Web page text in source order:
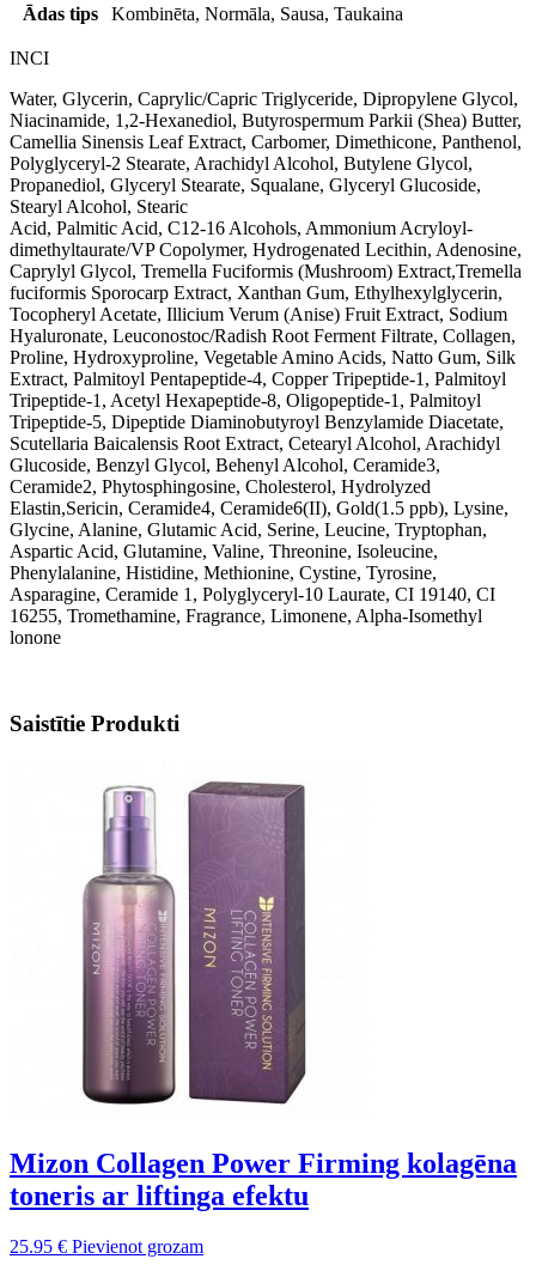
Ādas tips Kombinēta, Normāla, Sausa, Taukaina
INCI
Water, Glycerin, Caprylic/Capric Triglyceride, Dipropylene Glycol,
Niacinamide, 1,2-Hexanediol, Butyrospermum Parkii (Shea) Butter,
Camellia Sinensis Leaf Extract, Carbomer, Dimethicone, Panthenol,
Polyglyceryl-2 Stearate, Arachidyl Alcohol, Butylene Glycol,
Propanediol, Glyceryl Stearate, Squalane, Glyceryl Glucoside,
Stearyl Alcohol, Stearic
Acid, Palmitic Acid, C12-16 Alcohols, Ammonium Acryloyl-
dimethyltaurate/VP Copolymer, Hydrogenated Lecithin, Adenosine,
Caprylyl Glycol, Tremella Fuciformis (Mushroom) Extract,Tremella
fuciformis Sporocarp Extract, Xanthan Gum, Ethylhexylglycerin,
Tocopheryl Acetate, Illicium Verum (Anise) Fruit Extract, Sodium
Hyaluronate, Leuconostoc/Radish Root Ferment Filtrate, Collagen,
Proline, Hydroxyproline, Vegetable Amino Acids, Natto Gum, Silk
Extract, Palmitoyl Pentapeptide-4, Copper Tripeptide-1, Palmitoyl
Tripeptide-1, Acetyl Hexapeptide-8, Oligopeptide-1, Palmitoyl
Tripeptide-5, Dipeptide Diaminobutyroyl Benzylamide Diacetate,
Scutellaria Baicalensis Root Extract, Cetearyl Alcohol, Arachidyl
Glucoside, Benzyl Glycol, Behenyl Alcohol, Ceramide3,
Ceramide2, Phytosphingosine, Cholesterol, Hydrolyzed
Elastin,Sericin, Ceramide4, Ceramide6(II), Gold(1.5 ppb), Lysine,
Glycine, Alanine, Glutamic Acid, Serine, Leucine, Tryptophan,
Aspartic Acid, Glutamine, Valine, Threonine, Isoleucine,
Phenylalanine, Histidine, Methionine, Cystine, Tyrosine,
Asparagine, Ceramide 1, Polyglyceryl-10 Laurate, CI 19140, CI
16255, Tromethamine, Fragrance, Limonene, Alpha-Isomethyl
lonone
Saistītie Produkti
Mizon Collagen Power Firming kolagēna
toneris ar liftinga efektu
25.95 € Pievienot grozam